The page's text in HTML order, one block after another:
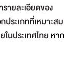
ายละเอียดของ
ประเภทที่เหมาะสม
นประเทศไทยหาก